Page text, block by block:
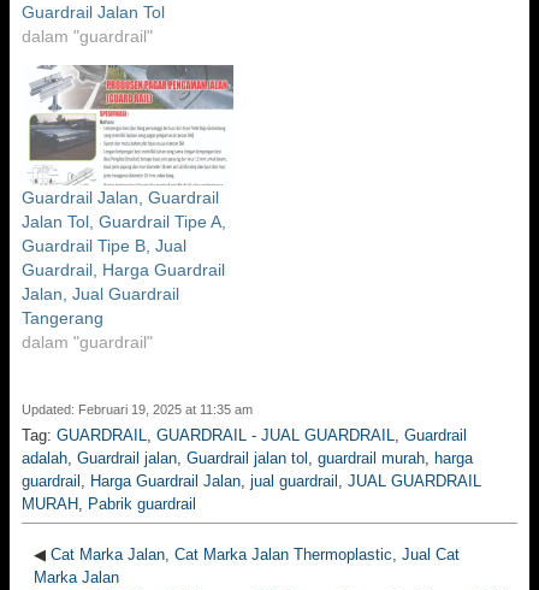
Guardrail Jalan Tol
dalam "guardrail"
Guardrail Jalan, Guardrail
Jalan Tol, Guardrail Tipe A,
Guardrail Tipe B, Jual
Guardrail, Harga Guardrail
Jalan, Jual Guardrail
Tangerang
dalam "guardrail"
Updated: Februari 19, 2025 at 11:35 am
Tag: GUARDRAIL, GUARDRAIL - JUAL GUARDRAIL, Guardrail
adalah, Guardrail jalan, Guardrail jalan tol , guardrail murah, harga
guardrail , Harga Guardrail Jalan, jual guardrail , JUAL GUARDRAIL
MURAH, Pabrik guardrail
◀ Cat Marka Jalan, Cat Marka Jalan Thermoplastic, Jual Cat
Marka Jalan